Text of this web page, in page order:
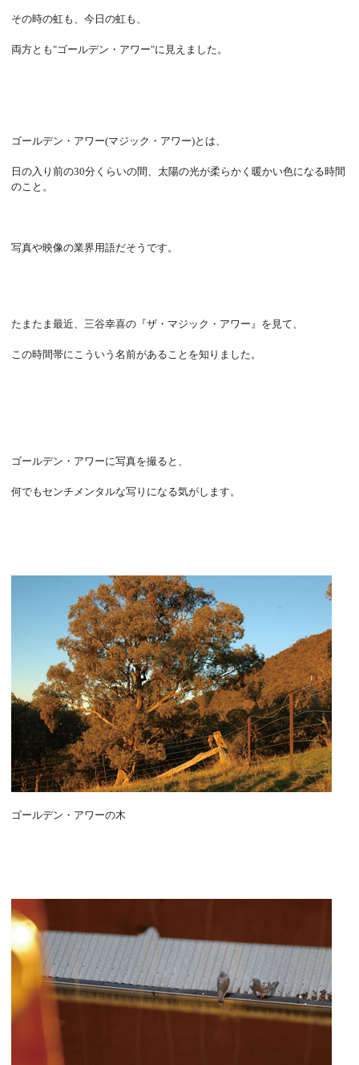
その時の虹も、今日の虹も、
両方とも"ゴールデン・アワー"に見えました。
ゴールデン・アワー(マジック・アワー)とは、
日の入り前の30分くらいの間、太陽の光が柔らかく暖かい色になる時間
のこと。
写真や映像の業界用語だそうです。
たまたま最近、三谷幸喜の『ザ・マジック・アワー』を見て、
この時間帯にこういう名前があることを知りました。
ゴールデン・アワーに写真を撮ると、
何でもセンチメンタルな写りになる気がします。
ゴールデン・アワーの木